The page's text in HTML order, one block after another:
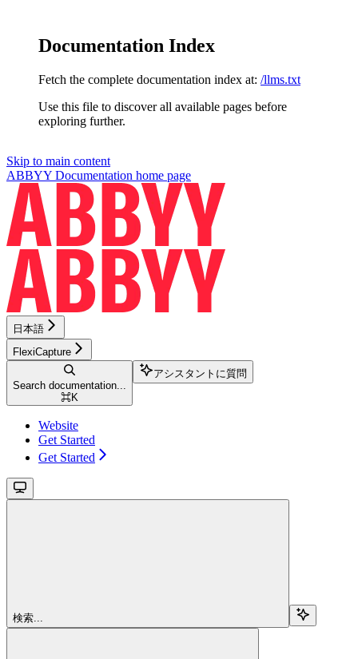
Documentation Index
Fetch the complete documentation index at: /llms.txt
Use this file to discover all available pages before
exploring further.
Skip to main content
ABBYY Documentation home page
日本語
FlexiCapture
Search documentation...
⌘K
アシスタントに質問
Website
Get Started
Get Started
検索...